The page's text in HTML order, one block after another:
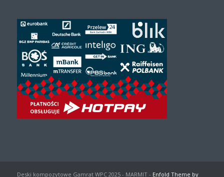
Deski kompozytowe Gamrat WPC 2025 - MARMIT - Enfold Theme by